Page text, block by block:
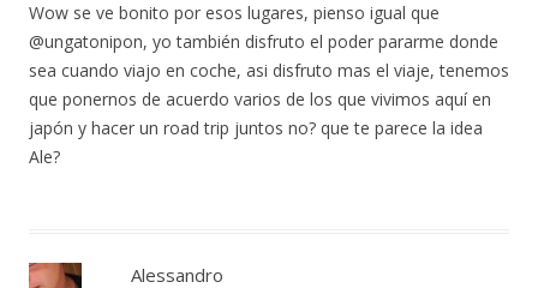
Wow se ve bonito por esos lugares, pienso igual que
@ungatonipon, yo también disfruto el poder pararme donde
sea cuando viajo en coche, asi disfruto mas el viaje, tenemos
que ponernos de acuerdo varios de los que vivimos aquí en
japón y hacer un road trip juntos no? que te parece la idea
Ale?
Alessandro